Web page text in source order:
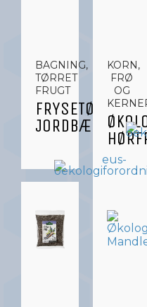
BAGNING,
TØRRET
FRUGT
FRYSETØRREDE
JORDBÆR
KORN,
FRØ
OG